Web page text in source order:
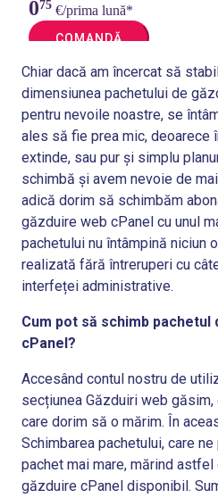
Chiar dacă am încercat să
dimensiunea pachetului de
pentru nevoile noastre, se
ales să fie prea mic, deoarece
extinde, sau pur și simplu
schimbă și avem nevoie de
adică dorim să schimbăm
găzduire web cPanel cu unul
pachetului nu întâmpină niciun
realizată fără întreruperi cu
interfeței administrative.
Cum pot să schimb pachetul
cPanel?
Accesând contul nostru de
secțiunea Găzduiri web
care dorim să o mărim. În
Schimbarea pachetului, care
pachet mai mare, mărind
găzduire cPanel disponibil.